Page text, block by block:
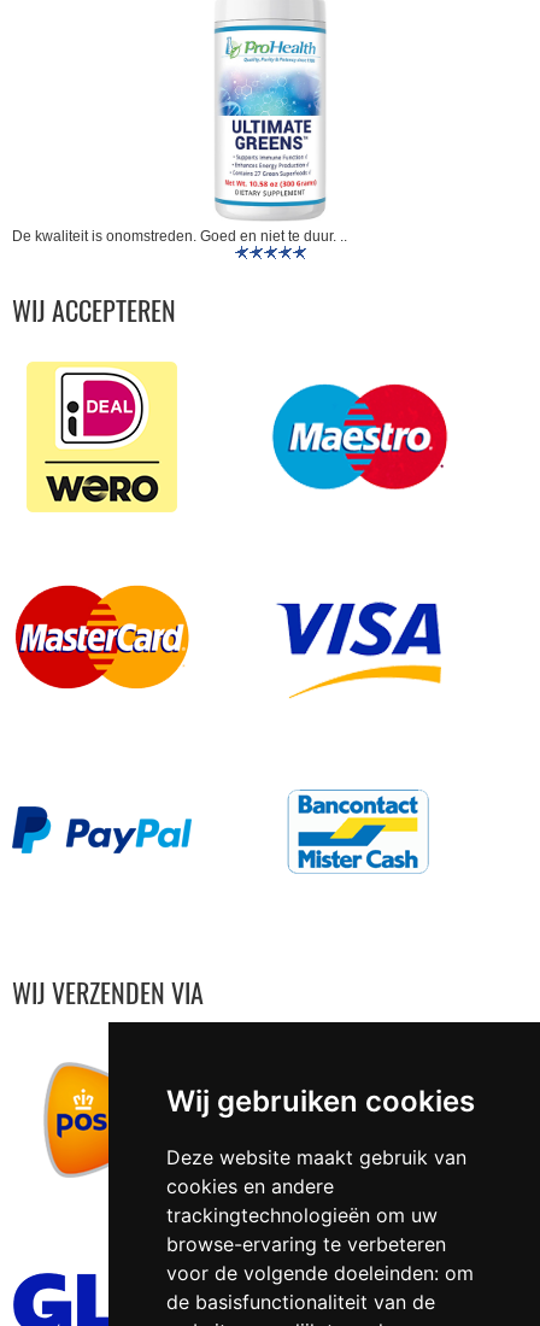
Wij gebruiken cookies
Deze website maakt gebruik van
cookies en andere
trackingtechnologieën om uw
browse-ervaring te verbeteren
voor de volgende doeleinden: om
de basisfunctionaliteit van de
De kwaliteit is onomstreden. Goed en niet te duur. ..
WIJ ACCEPTEREN
WIJ VERZENDEN VIA